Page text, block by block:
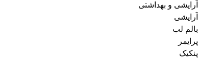
آرایشی و بهداشتی
آرایشی
بالم لب
پرایمر
پنکیک